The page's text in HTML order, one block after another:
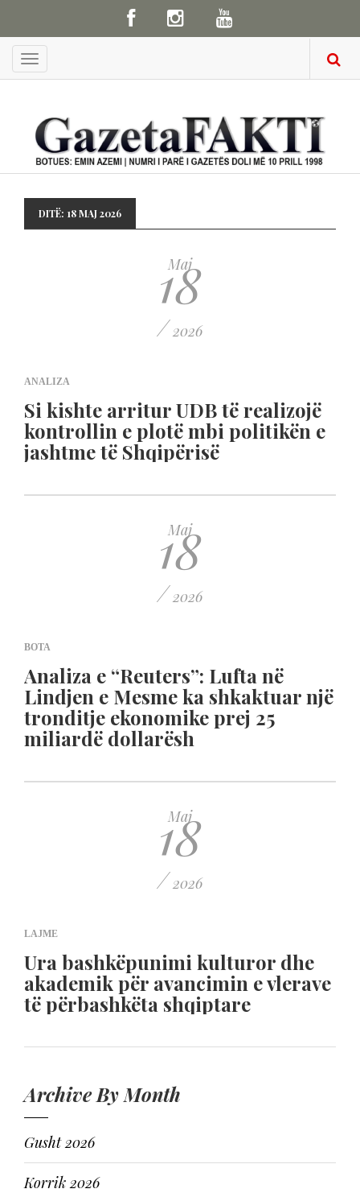
Menu
DITË: 18 MAJ 2026
Maj
18
/ 2026
ANALIZA
Si kishte arritur UDB të realizojë
kontrollin e plotë mbi politikën e
jashtme të Shqipërisë
Maj
18
/ 2026
BOTA
Analiza e “Reuters”: Lufta në
Lindjen e Mesme ka shkaktuar një
tronditje ekonomike prej 25
miliardë dollarësh
Maj
18
/ 2026
LAJME
Ura bashkëpunimi kulturor dhe
akademik për avancimin e vlerave
të përbashkëta shqiptare
Archive By Month
Gusht 2026
Korrik 2026